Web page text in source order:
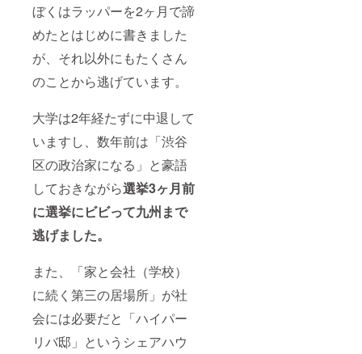
ぼくはラッパーを2ヶ月で諦
めたとはじめに書きました
が、それ以外にもたくさん
のことから逃げています。
大学は2年経たずに中退して
いますし、数年前は「渋谷
区の政治家になる」と豪語
しておきながら選挙3ヶ月前
に選挙にビビって九州まで
逃げました。
また、「家と会社（学校）
に続く第三の居場所」が社
会には必要だと「ハイパー
リバ邸」というシェアハウ